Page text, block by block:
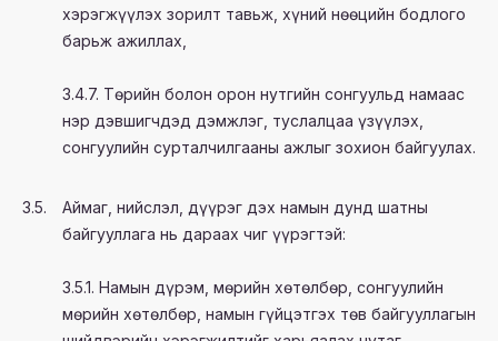
хэрэгжүүлэх зорилт тавьж, хүний нөөцийн бодлого
барьж ажиллах,
3.4.7. Төрийн болон орон нутгийн сонгуульд намаас
нэр дэвшигчдэд дэмжлэг, туслалцаа үзүүлэх,
сонгуулийн сурталчилгааны ажлыг зохион байгуулах.
3.5.
Аймаг, нийслэл, дүүрэг дэх намын дунд шатны
байгууллага нь дараах чиг үүрэгтэй:
3.5.1. Намын дүрэм, мөрийн хөтөлбөр, сонгуулийн
мөрийн хөтөлбөр, намын гүйцэтгэх төв байгууллагын